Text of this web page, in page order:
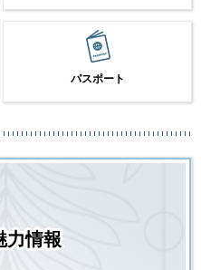
パスポート
力情報